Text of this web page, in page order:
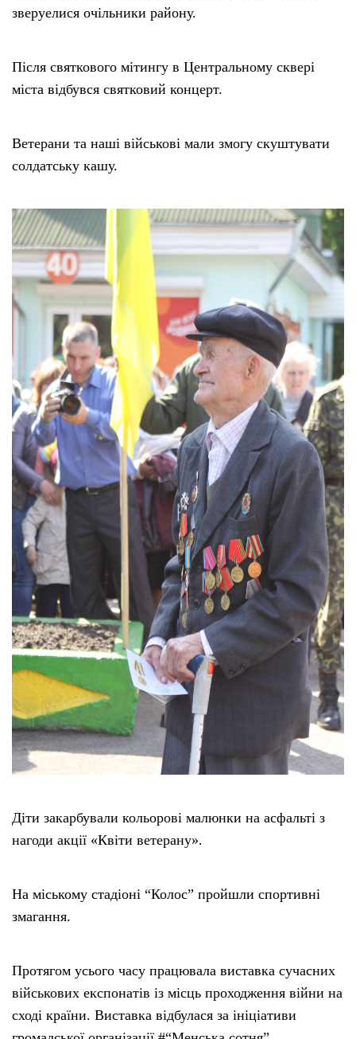
зверyeлися очільники району.
Після святкового мітингу в Центральному сквері
міста відбувся святковий концерт.
Ветерани та наші військові мали змогу скуштувати
солдатську кашу.
Діти закарбували кольорові малюнки на асфальті з
нагоди акції «Квіти ветерану».
На міському стадіоні “Колос” пройшли спортивні
змагання.
Протягом усього часу працювала виставка сучасних
військових експонатів із місць проходження війни на
сході країни. Виставка відбулася за ініціативи